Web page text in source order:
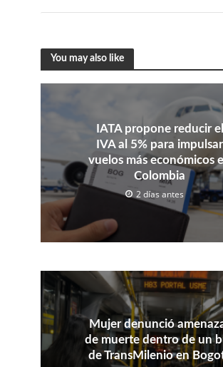
You may also like
IATA propone reducir el
IVA al 5% para impulsar
vuelos más económicos
Colombia
2 días antes
Mujer denunció
de muerte dentro de un
de TransMilenio en